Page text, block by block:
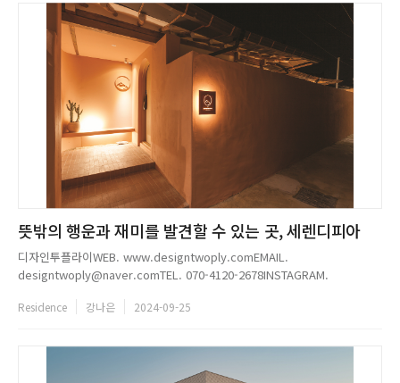
뜻밖의 행운과 재미를 발견할 수 있는 곳, 세렌디피아
디자인투플라이WEB. www.designtwoply.comEMAIL.
designtwoply@naver.comTEL. 070-4120-2678INSTAGRAM.
Residence 강나은 2024-09-25